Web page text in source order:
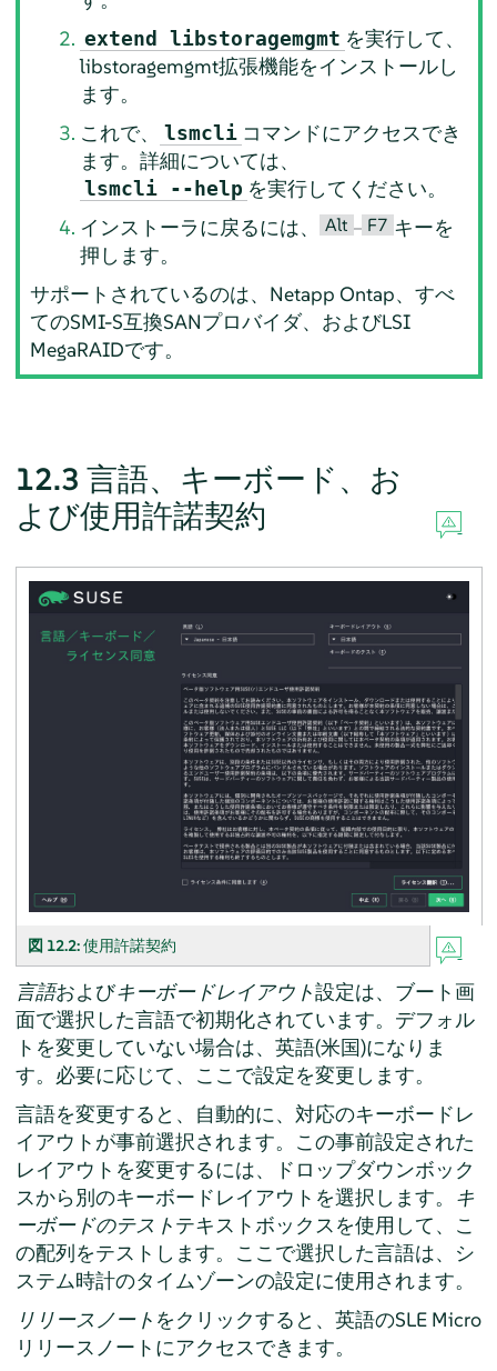
extend libstoragemgmt を実行して、
libstoragemgmt拡張機能をインストールし
ます。
これで、
lsmcli コマンドにアクセスでき
ます。詳細については、
lsmcli --help を実行してください。
インストーラに戻るには、
Alt – F7 キーを
押します。
サポートされているのは、Netapp Ontap、すべ
てのSMI-S互換SANプロバイダ、およびLSI
MegaRAIDです。
12.3 言語、キーボード、お
よび使用許諾契約
図 12.2:使用許諾契約
言語およびキーボードレイアウト設定は、ブート画
面で選択した言語で初期化されています。デフォル
トを変更していない場合は、英語(米国)になりま
す。必要に応じて、ここで設定を変更します。
言語を変更すると、自動的に、対応のキーボードレ
イアウトが事前選択されます。この事前設定された
レイアウトを変更するには、ドロップダウンボック
スから別のキーボードレイアウトを選択します。
キ
ーボードのテストテキストボックスを使用して、こ
の配列をテストします。ここで選択した言語は、シ
ステム時計のタイムゾーンの設定に使用されます。
リリースノート をクリックすると、英語のSLE Micro
リリースノートにアクセスできます。